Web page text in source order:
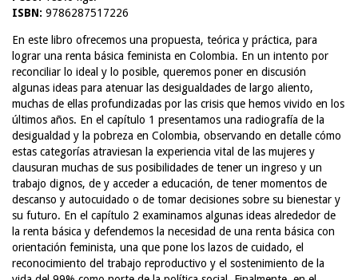
ISBN: 9786287517226
En este libro ofrecemos una propuesta, teórica y práctica, para
lograr una renta básica feminista en Colombia. En un intento por
reconciliar lo ideal y lo posible, queremos poner en discusión
algunas ideas para atenuar las desigualdades de largo aliento,
muchas de ellas profundizadas por las crisis que hemos vivido en los
últimos años. En el capítulo 1 presentamos una radiografía de la
desigualdad y la pobreza en Colombia, observando en detalle cómo
estas categorías atraviesan la experiencia vital de las mujeres y
clausuran muchas de sus posibilidades de tener un ingreso y un
trabajo dignos, de y acceder a educación, de tener momentos de
descanso y autocuidado o de tomar decisiones sobre su bienestar y
su futuro. En el capítulo 2 examinamos algunas ideas alrededor de
la renta básica y defendemos la necesidad de una renta básica con
orientación feminista, una que pone los lazos de cuidado, el
reconocimiento del trabajo reproductivo y el sostenimiento de la